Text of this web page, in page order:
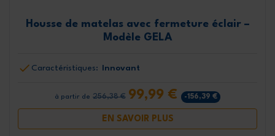
Housse de matelas avec fermeture éclair –
Modèle GELA
Caractéristiques: Innovant
à partir de 256,38 € 99,99 € -156,39 €
EN SAVOIR PLUS